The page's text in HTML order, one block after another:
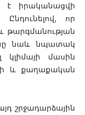
իրականացվի
որ
թարգմանության
նաև նպատակ
կլիմայի մասին
և քաղաքական
շրջադարձային